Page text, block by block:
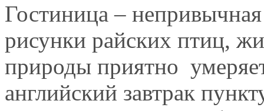
Гостиница –
рисунки райских птиц,
природы приятно
английский завтрак